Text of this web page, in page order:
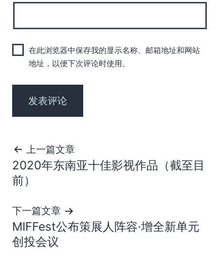
在此浏览器中保存我的显示名称、邮箱地址和网站
地址，以便下次评论时使用。
文
章
航
上一篇文章
2020年东南亚十佳影视作品（截至目
前）
下一篇文章
MIFFest公布策展人阵容·增全新单元
创投会议